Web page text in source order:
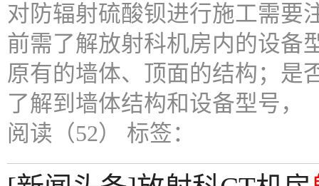
对防辐射硫酸钡进行施工需要
前需了解放射科机房内的设备
原有的墙体、顶面的结构；是
了解到墙体结构和设备型号，
阅读（52） 标签：